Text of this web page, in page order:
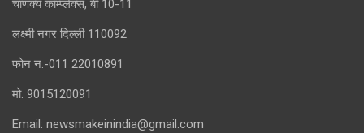
चाणक्य कॉम्प्लेक्स, बी 10-11
लक्ष्मी नगर दिल्ली 110092
फोन न.-011 22010891
मो. 9015120091
Email: newsmakeinindia@gmail.com